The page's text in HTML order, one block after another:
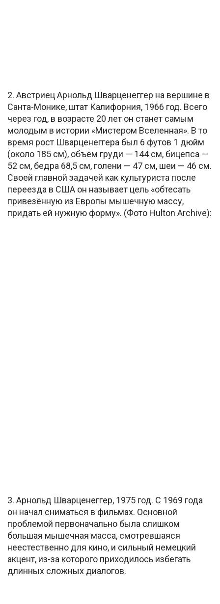
2. Австриец Арнольд Шварценеггер на вершине в
Санта-Монике, штат Калифорния, 1966 год. Всего
через год, в возрасте 20 лет он станет самым
молодым в истории «Мистером Вселенная». В то
время рост Шварценеггера был 6 футов 1 дюйм
(около 185 см), объём груди — 144 см, бицепса —
52 см, бедра 68,5 см, голени — 47 см, шеи — 46 см.
Своей главной задачей как культуриста после
переезда в США он называет цель «обтесать
привезённую из Европы мышечную массу,
придать ей нужную форму». (Фото Hulton Archive):
3. Арнольд Шварценеггер, 1975 год. С 1969 года
он начал сниматься в фильмах. Основной
проблемой первоначально была слишком
большая мышечная масса, смотревшаяся
неестественно для кино, и сильный немецкий
акцент, из-за которого приходилось избегать
длинных сложных диалогов.